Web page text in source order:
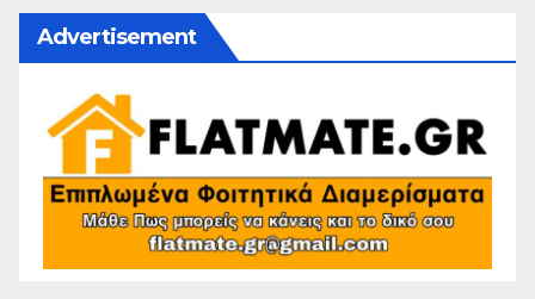
Advertisement